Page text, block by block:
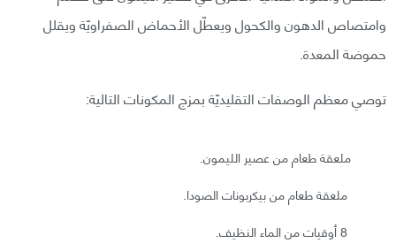
وامتصاص الدهون والكحول ويعطّل الأحماض الصفراويّة ويقلل
حموضة المعدة.
توصي معظم الوصفات التقليديّة بمزج المكونات التالية:
ملعقة طعام من عصير الليمون.
ملعقة طعام من بيكربونات الصودا.
8 أوقيات من الماء النظيف.